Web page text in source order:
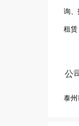
询、
租赁
公
泰州